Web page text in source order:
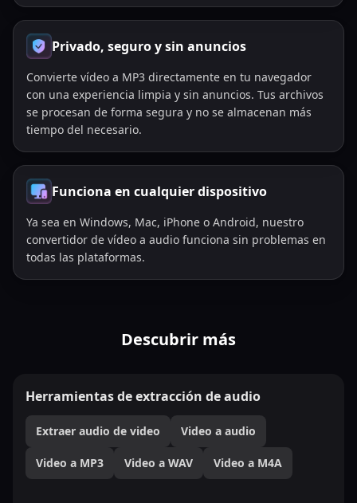
Privado, seguro y sin anuncios
Convierte vídeo a MP3 directamente en tu navegador
con una experiencia limpia y sin anuncios. Tus archivos
se procesan de forma segura y no se almacenan más
tiempo del necesario.
Funciona en cualquier dispositivo
Ya sea en Windows, Mac, iPhone o Android, nuestro
convertidor de vídeo a audio funciona sin problemas en
todas las plataformas.
Descubrir más
Herramientas de extracción de audio
Extraer audio de video Video a audio
Video a MP3 Video a WAV Video a M4A